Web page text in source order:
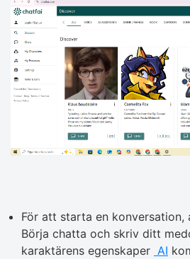
För att starta en konversation,
Börja chatta och skriv ditt
karaktärens egenskaper AI